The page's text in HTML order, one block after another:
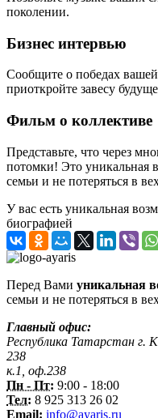
поколении.
Бизнес интервью
Сообщите о победах
приоткройте завесу
Фильм о коллективе
Представьте, что через
потомки! Это уникальная
семьи и не потеряться в
У вас есть уникальная
биографией
Перед Вами уникальная
семьи и не потеряться в
Главный офис:
Республика Татарстан г.
238
к.1, оф.238
Пн - Пт: 9:00 - 18:00
Тел: 8 925 313 26 02
Email: info@ayaris.ru